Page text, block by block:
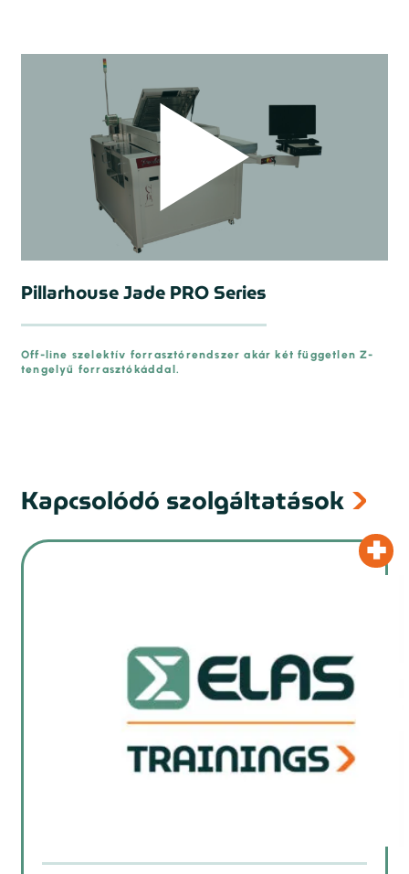
Pillarhouse Jade PRO Series
Off-line szelektív forrasztórendszer akár két független Z-
tengelyű forrasztókáddal.
Kapcsolódó szolgáltatások